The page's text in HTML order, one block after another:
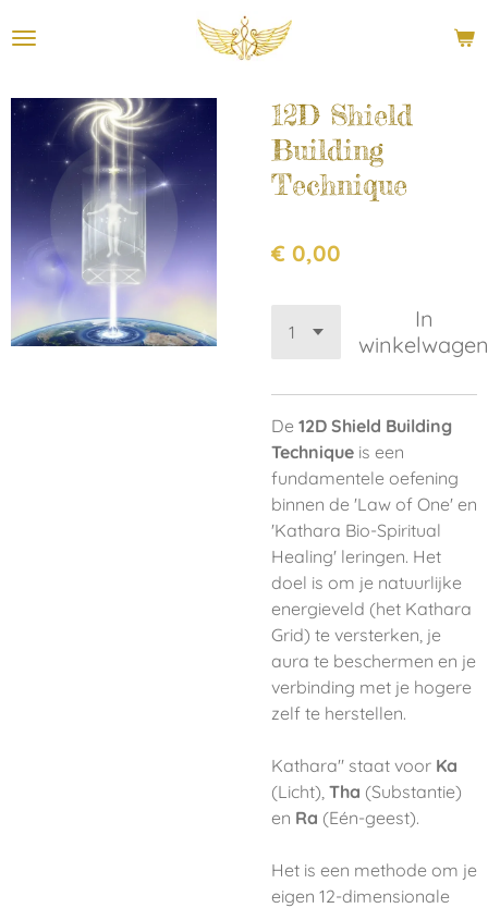
direct
de
hoofdinhoud
12D Shield
Building
Technique
€ 0,00
In
winkelwagen
De 12D Shield Building
Technique is een
fundamentele oefening
binnen de 'Law of One' en
'Kathara Bio-Spiritual
Healing' leringen. Het
doel is om je natuurlijke
energieveld (het Kathara
Grid) te versterken, je
aura te beschermen en je
verbinding met je hogere
zelf te herstellen.
Kathara" staat voor Ka
(Licht), Tha (Substantie)
en Ra (Eén-geest).
Het is een methode om je
eigen 12-dimensionale